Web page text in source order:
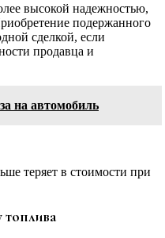
высокой надежностью,
подержанного
сделкой, если
продавца и
на автомобиль
теряет в стоимости при
топлива